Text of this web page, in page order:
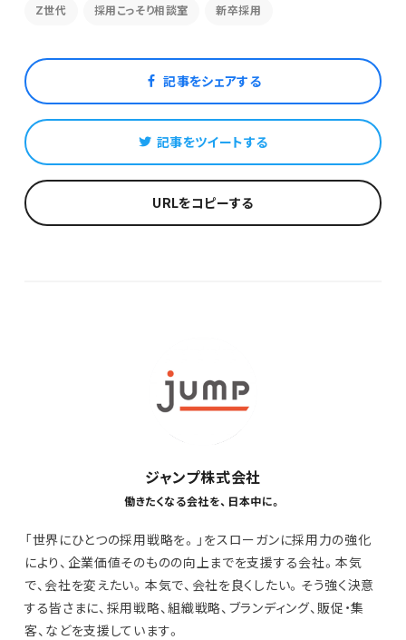
Z世代 採用こっそり相談室 新卒採用
記事をシェアする
記事をツイートする
URLをコピーする
ジャンプ株式会社
働きたくなる会社を、日本中に。
「世界にひとつの採用戦略を。」をスローガンに採用力の強化
により、企業価値そのものの向上までを支援する会社。本気
で、会社を変えたい。本気で、会社を良くしたい。そう強く決意
する皆さまに、採用戦略、組織戦略、ブランディング、販促・集
客、などを支援しています。